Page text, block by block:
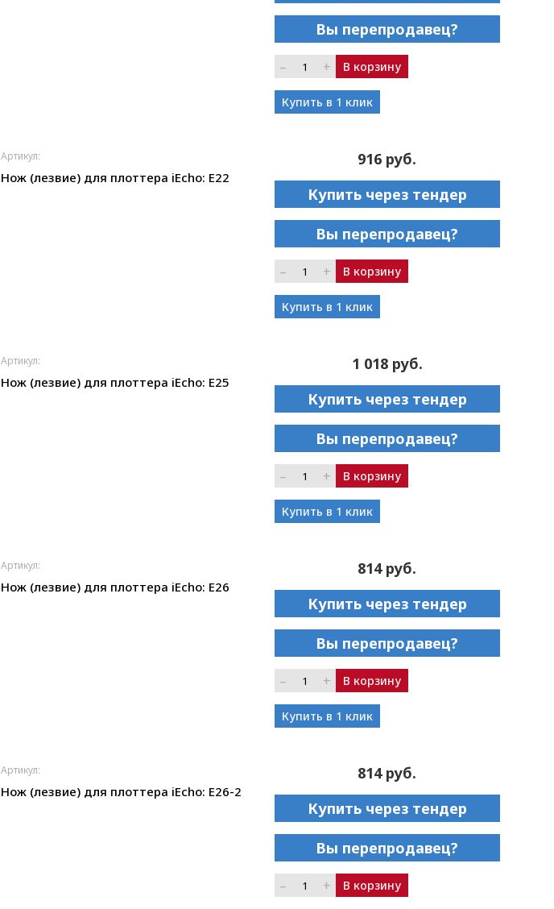
Вы перепродавец?
– + В корзину
Купить в 1 клик
Артикул:
Нож (лезвие) для плоттера iEcho: E22
916 руб.
Купить через тендер
Вы перепродавец?
– + В корзину
Купить в 1 клик
Артикул:
Нож (лезвие) для плоттера iEcho: E25
1 018 руб.
Купить через тендер
Вы перепродавец?
– + В корзину
Купить в 1 клик
Артикул:
Нож (лезвие) для плоттера iEcho: E26
814 руб.
Купить через тендер
Вы перепродавец?
– + В корзину
Купить в 1 клик
Артикул:
Нож (лезвие) для плоттера iEcho: E26-2
814 руб.
Купить через тендер
Вы перепродавец?
– + В корзину